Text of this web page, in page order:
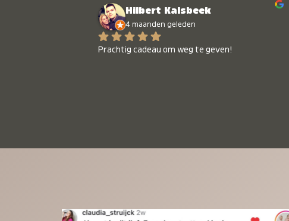
Hilbert Kalsbeek
4 maanden geleden
Prachtig cadeau om weg te geven!